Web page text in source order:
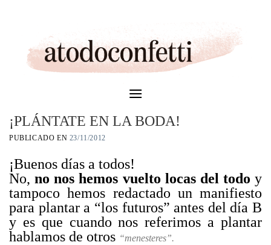
¡PLÁNTATE EN LA BODA!
PUBLICADO EN 23/11/2012
¡Buenos días a todos!
No,no nos hemos vuelto locas del todo y
tampoco hemos redactado un manifiesto
para plantar a “los futuros” antes del día B
y es que cuando nos referimos a plantar
hablamos de otros “menesteres”.